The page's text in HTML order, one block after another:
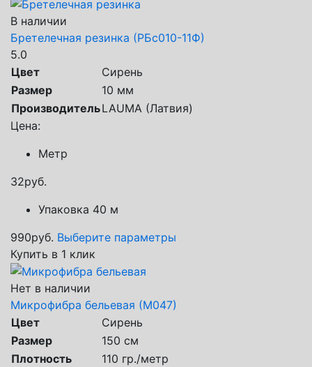
В наличии
Бретелечная резинка (РБс010-11Ф)
5.0
Цвет
Сирень
Размер
10 мм
ПроизводительLAUMA (Латвия)
Цена:
Метр
32руб.
Упаковка 40 м
990руб. Выберите параметры
Купить в 1 клик
Нет в наличии
Микрофибра бельевая (М047)
Цвет
Сирень
Размер
150 см
Плотность
110 гр./метр